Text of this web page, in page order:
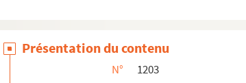
à son nom l'article
d'annoblissement accordées par le roy d'Espagne en
François Dufourg »
Présentation du contenu
N°
1203